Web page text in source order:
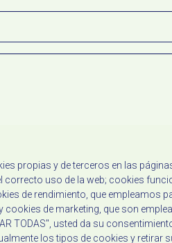
de privacidad
propias y de terceros en las
correcto uso de la web; cookies
de rendimiento, que empleamos
cookies de marketing, que son
TODAS", usted da su
los tipos de cookies y retirar